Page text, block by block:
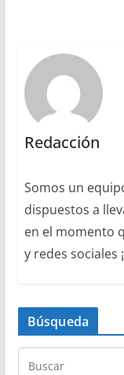
Redacción
Somos un
dispuestos a
en el momento
y redes sociales
Búsqueda